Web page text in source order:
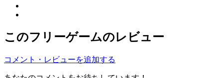
このフリーゲームのレビュー
コメント・レビューを追加する